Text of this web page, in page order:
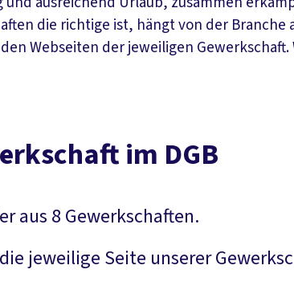
die richtige ist, hängt von der Branche
Webseiten der jeweiligen Gewerkschaft.
im DGB
aus 8 Gewerkschaften.
jeweilige Seite unserer